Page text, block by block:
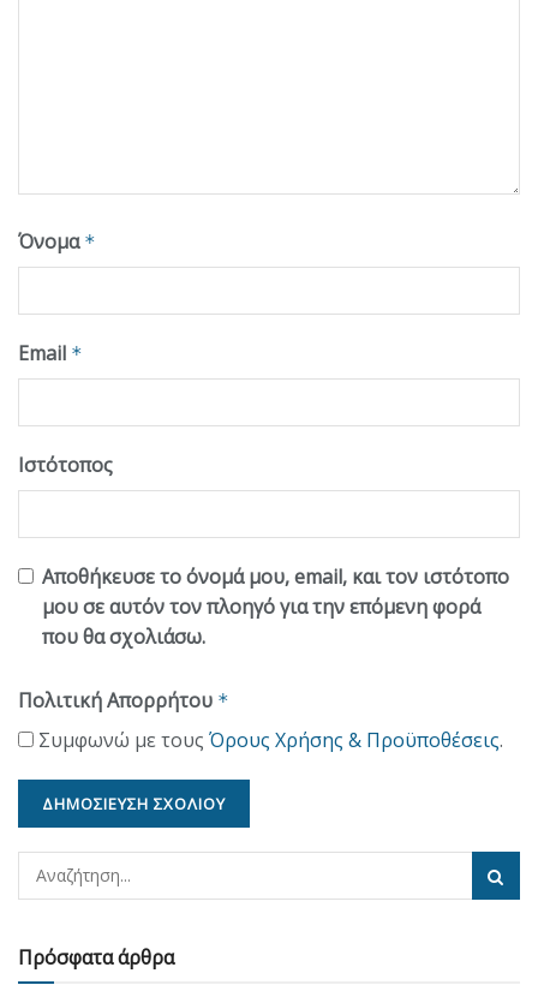
Όνομα *
Email *
Ιστότοπος
Αποθήκευσε το όνομά μου, email, και τον ιστότοπο
μου σε αυτόν τον πλοηγό για την επόμενη φορά
που θα σχολιάσω.
Πολιτική Απορρήτου *
Συμφωνώ με τους Όρους Χρήσης & Προϋποθέσεις.
Πρόσφατα άρθρα